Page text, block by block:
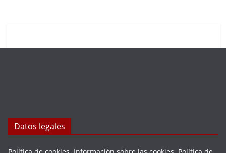
Datos legales